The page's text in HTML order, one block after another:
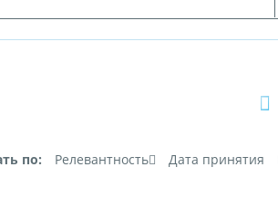
по: Релевантность Дата принятия